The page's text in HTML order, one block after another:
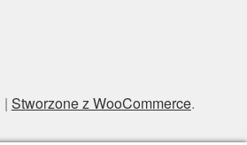
Stworzone z WooCommerce.